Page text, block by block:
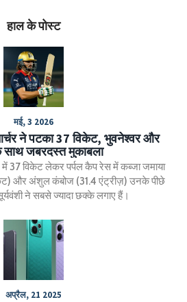
हाल के पोस्ट
मई, 3 2026
ने पटका 37 विकेट, भुवनेश्वर और
जबरदस्त मुकाबला
37 विकेट लेकर पर्पल कैप रेस में कब्जा जमाया
और अंशुल कंबोज (31.4 एंट्रीज़) उनके पीछे
ने सबसे ज्यादा छक्के लगाए हैं।
अप्रैल, 21 2025